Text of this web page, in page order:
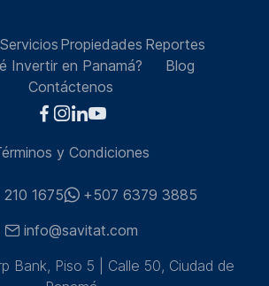
Servicios Propiedades Reportes
Invertir en Panamá?
Blog
Contáctenos
y Condiciones
1675
+507 6379 3885
info@savitat.com
Bank, Piso 5 | Calle 50, Ciudad de